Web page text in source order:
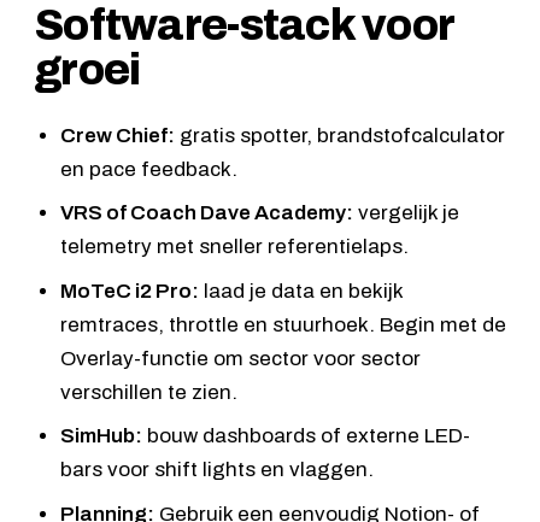
Software-stack voor
groei
Crew Chief: gratis spotter, brandstofcalculator
en pace feedback.
VRS of Coach Dave Academy: vergelijk je
telemetry met sneller referentielaps.
MoTeC i2 Pro: laad je data en bekijk
remtraces, throttle en stuurhoek. Begin met de
Overlay-functie om sector voor sector
verschillen te zien.
SimHub: bouw dashboards of externe LED-
bars voor shift lights en vlaggen.
Planning: Gebruik een eenvoudig Notion- of